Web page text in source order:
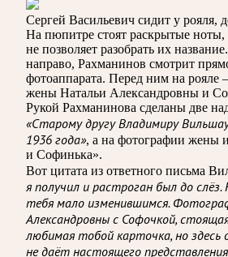
Сергей Васильевич сидит у рояля,
На пюпитре стоят раскрытые ноты,
не позволяет разобрать их
направо, Рахманинов смотрит
фотоаппарата. Перед ним на
жены Натальи Александровны и
Рукой Рахманинова сделаны две
«Старому другу Владимиру
1936 года», а на фотографии жены
и Софинька».
Вот цитата из ответного письма
я получил и растроган был до
тебя мало изменившимся.
Александровны с Софочкой,
любимая тобой карточка, но здесь
не даёт настоящего